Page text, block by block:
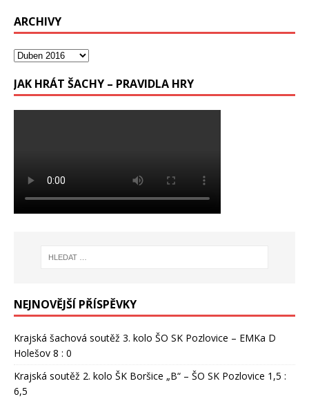
ARCHIVY
JAK HRÁT ŠACHY – PRAVIDLA HRY
NEJNOVĚJŠÍ PŘÍSPĚVKY
Krajská šachová soutěž 3. kolo ŠO SK Pozlovice – EMKa D
Holešov 8 : 0
Krajská soutěž 2. kolo ŠK Boršice „B“ – ŠO SK Pozlovice 1,5 :
6,5